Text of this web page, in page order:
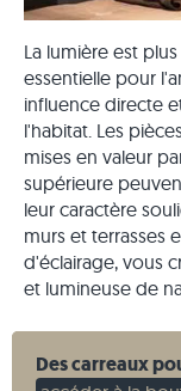
La lumière est
essentielle pour
influence directe
l'habitat. Les
mises en valeur
supérieure
leur caractère
murs et terrasses
d'éclairage, vous
et lumineuse de
Des carreaux